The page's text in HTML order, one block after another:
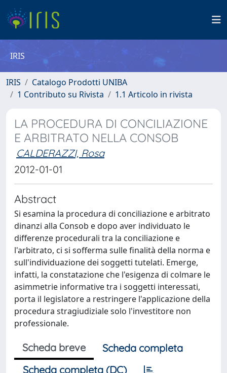
IRIS
IRIS
Catalogo Prodotti UNIBA
1 Contributo su Rivista
1.1 Articolo in rivista
LA PROCEDURA DI CONCILIAZIONE
E ARBITRATO NELLA CONSOB
CALDERAZZI, Rosa
2012-01-01
Abstract
Si esamina la procedura di conciliazione e arbitrato
dinanzi alla Consob e dopo aver individuato le
differenze procedurali tra la conciliazione e
l'arbitrato, ci si sofferma sulle finalità della norma e
sull'individuazione dei soggetti tutelati. Emerge,
infatti, la constatazione che l'esigenza di colmare le
asimmetrie informative tra i soggetti interessati,
porta il legislatore a restringere l'applicazione della
procedura stragiudiziale solo l'investitore non
professionale.
Scheda breve
Scheda completa
Scheda completa (DC)